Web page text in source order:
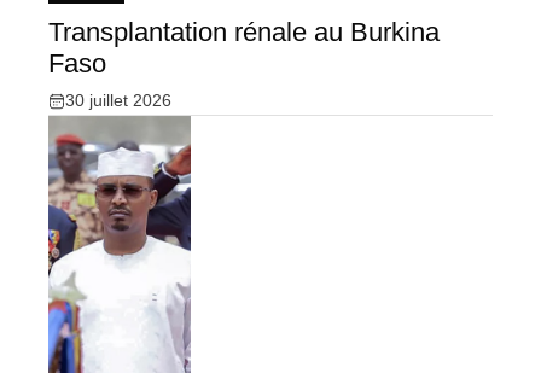
Transplantation rénale au Burkina
Faso
30 juillet 2026